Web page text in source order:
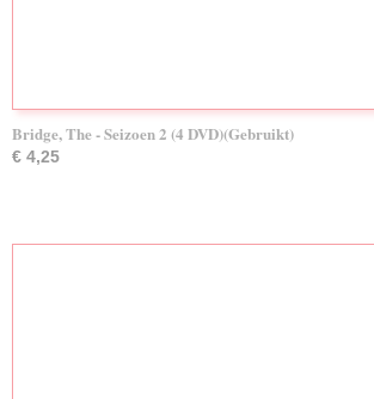
Bridge, The - Seizoen 2 (4 DVD)(Gebruikt)
€ 4,25